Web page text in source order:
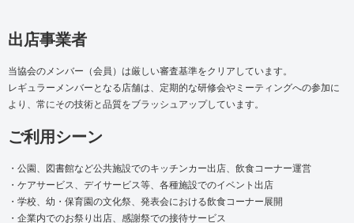
出店事業者
当協会のメンバー（会員）は厳しい審査基準をクリアしています。
レギュラーメンバーとなる店舗は、定期的な研修会やミーティングへの参加に
より、常にその技術と品質をブラッシュアップしています。
ご利用シーン
・公園、図書館など公共施設でのキッチンカー出店、飲食コーナー運営
・ケアサービス、デイサービス等、各種施設でのイベント出店
・学校、幼・保育園の文化祭、発表会における飲食コーナー展開
・企業内でのお祭り出店、感謝祭での接待サービス